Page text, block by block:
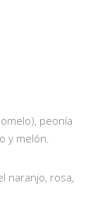
peonía
y melón.
naranjo, rosa,